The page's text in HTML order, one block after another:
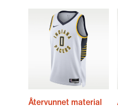
Återvunnet material